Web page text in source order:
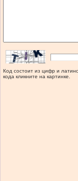
Код состоит из цифр и
кода кликните на картинке.